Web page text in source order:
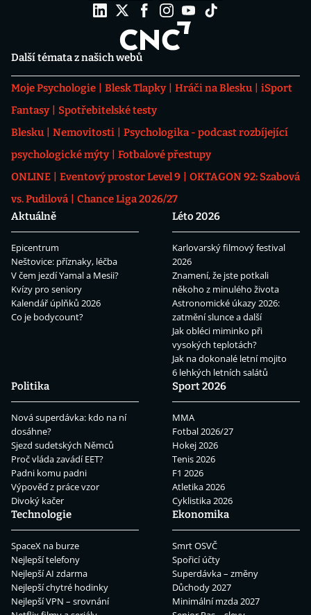
Další témata z našich webů
Moje Psychologie Blesk Tlapky Hráči na Blesku
iSport
Fantasy
Spotřebitelské testy
Blesku
Nemovitosti
Psychologika - podcast rozbíjející
psychologické mýty
Fotbalové přestupy
ONLINE
Eventový prostor Level 9
OKTAGON 92: Szabová
vs. Pudilová
Chance Liga 2026/27
Aktuálně
Epicentrum
Neštovice: příznaky, léčba
V čem jezdí Yamal a Mesii?
Kvízy pro seniory
Kalendář úplňků 2026
Co je bodycount?
Léto 2026
Karlovarský filmový festival
2026
Znamení, že jste potkali
někoho z minulého života
Astronomické úkazy 2026:
zatmění slunce a další
Jak obléci miminko při
vysokých teplotách?
Jak na dokonalé letní mojito
6 lehkých letních salátů
Politika
Nová superdávka: kdo na ní
dosáhne?
Sjezd sudetských Němců
Proč vláda zavádí EET?
Padni komu padni
Výpověď z práce vzor
Divoký kačer
Sport 2026
MMA
Fotbal 2026/27
Hokej 2026
Tenis 2026
F1 2026
Atletika 2026
Cyklistika 2026
Technologie
SpaceX na burze
Nejlepší telefony
Nejlepší AI zdarma
Nejlepší chytré hodinky
Nejlepší VPN – srovnání
Ekonomika
Smrt OSVČ
Spořicí účty
Superdávka – změny
Důchody 2027
Minimální mzda 2027